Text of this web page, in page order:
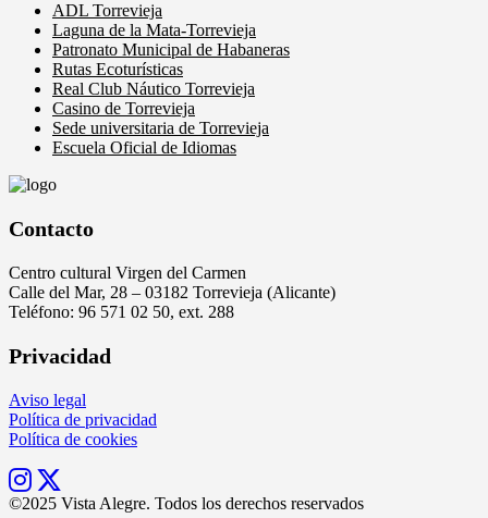
ADL Torrevieja
Laguna de la Mata-Torrevieja
Patronato Municipal de Habaneras
Rutas Ecoturísticas
Real Club Náutico Torrevieja
Casino de Torrevieja
Sede universitaria de Torrevieja
Escuela Oficial de Idiomas
Contacto
Centro cultural Virgen del Carmen
Calle del Mar, 28 – 03182 Torrevieja (Alicante)
Teléfono: 96 571 02 50, ext. 288
Privacidad
Aviso legal
Política de privacidad
Política de cookies
©2025 Vista Alegre. Todos los derechos reservados